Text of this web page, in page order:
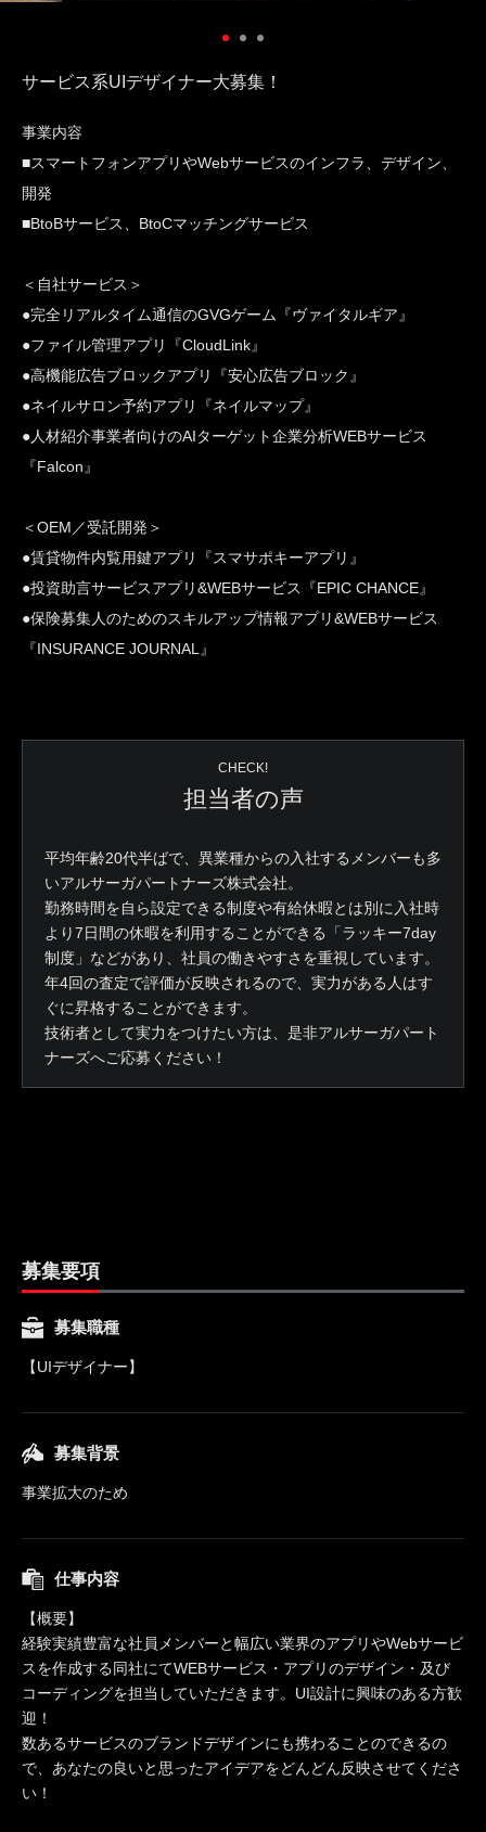
サービス系UIデザイナー大募集！
事業内容
■スマートフォンアプリやWebサービスのインフラ、デザイン、
開発
■BtoBサービス、BtoCマッチングサービス
＜自社サービス＞
●完全リアルタイム通信のGVGゲーム『ヴァイタルギア』
●ファイル管理アプリ『CloudLink』
●高機能広告ブロックアプリ『安心広告ブロック』
●ネイルサロン予約アプリ『ネイルマップ』
●人材紹介事業者向けのAIターゲット企業分析WEBサービス
『Falcon』
＜OEM／受託開発＞
●賃貸物件内覧用鍵アプリ『スマサポキーアプリ』
●投資助言サービスアプリ&WEBサービス『EPIC CHANCE』
●保険募集人のためのスキルアップ情報アプリ&WEBサービス
『INSURANCE JOURNAL』
CHECK!
担当者の声
平均年齢20代半ばで、異業種からの入社するメンバーも多
いアルサーガパートナーズ株式会社。
勤務時間を自ら設定できる制度や有給休暇とは別に入社時
より7日間の休暇を利用することができる「ラッキー7day
制度」などがあり、社員の働きやすさを重視しています。
年4回の査定で評価が反映されるので、実力がある人はす
ぐに昇格することができます。
技術者として実力をつけたい方は、是非アルサーガパート
ナーズへご応募ください！
募集要項
募集職種
【UIデザイナー】
募集背景
事業拡大のため
仕事内容
【概要】
経験実績豊富な社員メンバーと幅広い業界のアプリやWebサービ
スを作成する同社にてWEBサービス・アプリのデザイン・及び
コーディングを担当していただきます。UI設計に興味のある方歓
迎！
数あるサービスのブランドデザインにも携わることのできるの
で、あなたの良いと思ったアイデアをどんどん反映させてくださ
い！